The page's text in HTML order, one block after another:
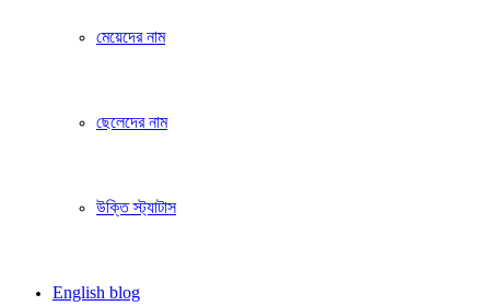
মেয়েদের নাম
ছেলেদের নাম
উক্তি স্ট্যাটাস
English blog